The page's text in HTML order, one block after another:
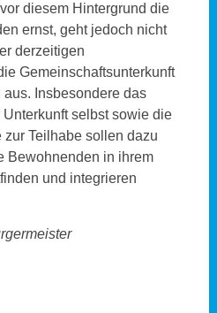
diesem Hintergrund die
ernst, geht jedoch nicht
derzeitigen
Gemeinschaftsunterkunft
Insbesondere das
selbst sowie die
Teilhabe sollen dazu
Bewohnenden in ihrem
und integrieren